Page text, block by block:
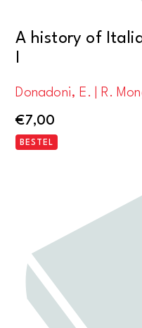
A history of
I
Donadoni, E. | R.
€7,00
BESTEL